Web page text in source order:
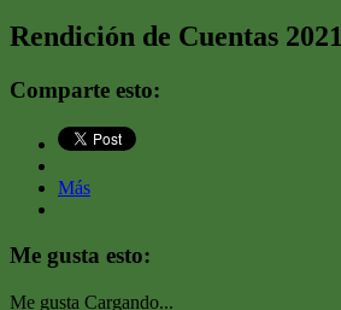
Rendición de Cuentas 2021
Comparte esto:
Más
Me gusta esto:
Me gusta Cargando...